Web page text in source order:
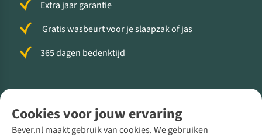
Cookies voor jouw ervaring
Bever.nl maakt gebruik van cookies. We gebruiken
Extra jaar garantie
Gratis wasbeurt voor je slaapzak of jas
365 dagen bedenktijd